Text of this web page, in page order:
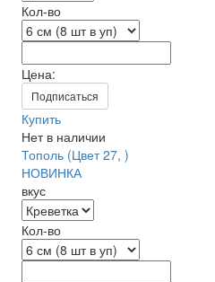
Кол-во
Цена:
Подписаться
Купить
Нет в наличии
Тополь (Цвет 27, )
НОВИНКА
вкус
Кол-во